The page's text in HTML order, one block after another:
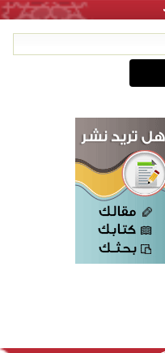
القرآن الكريم في أزناكاييف